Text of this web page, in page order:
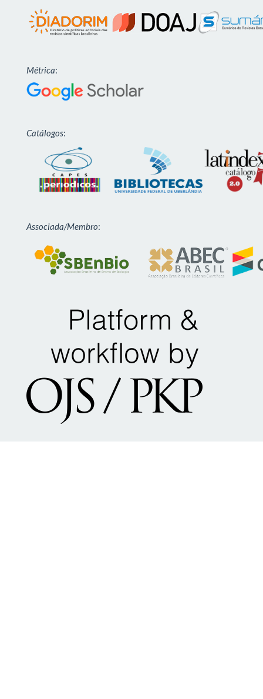
Métrica:
Catálogos:
Associada/Membro: